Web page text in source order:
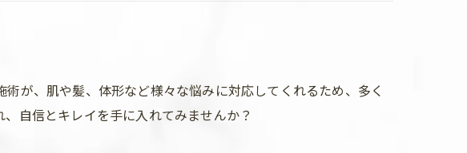
が、肌や髪、体形など様々な悩みに対応してくれるため、多く
自信とキレイを手に入れてみませんか？